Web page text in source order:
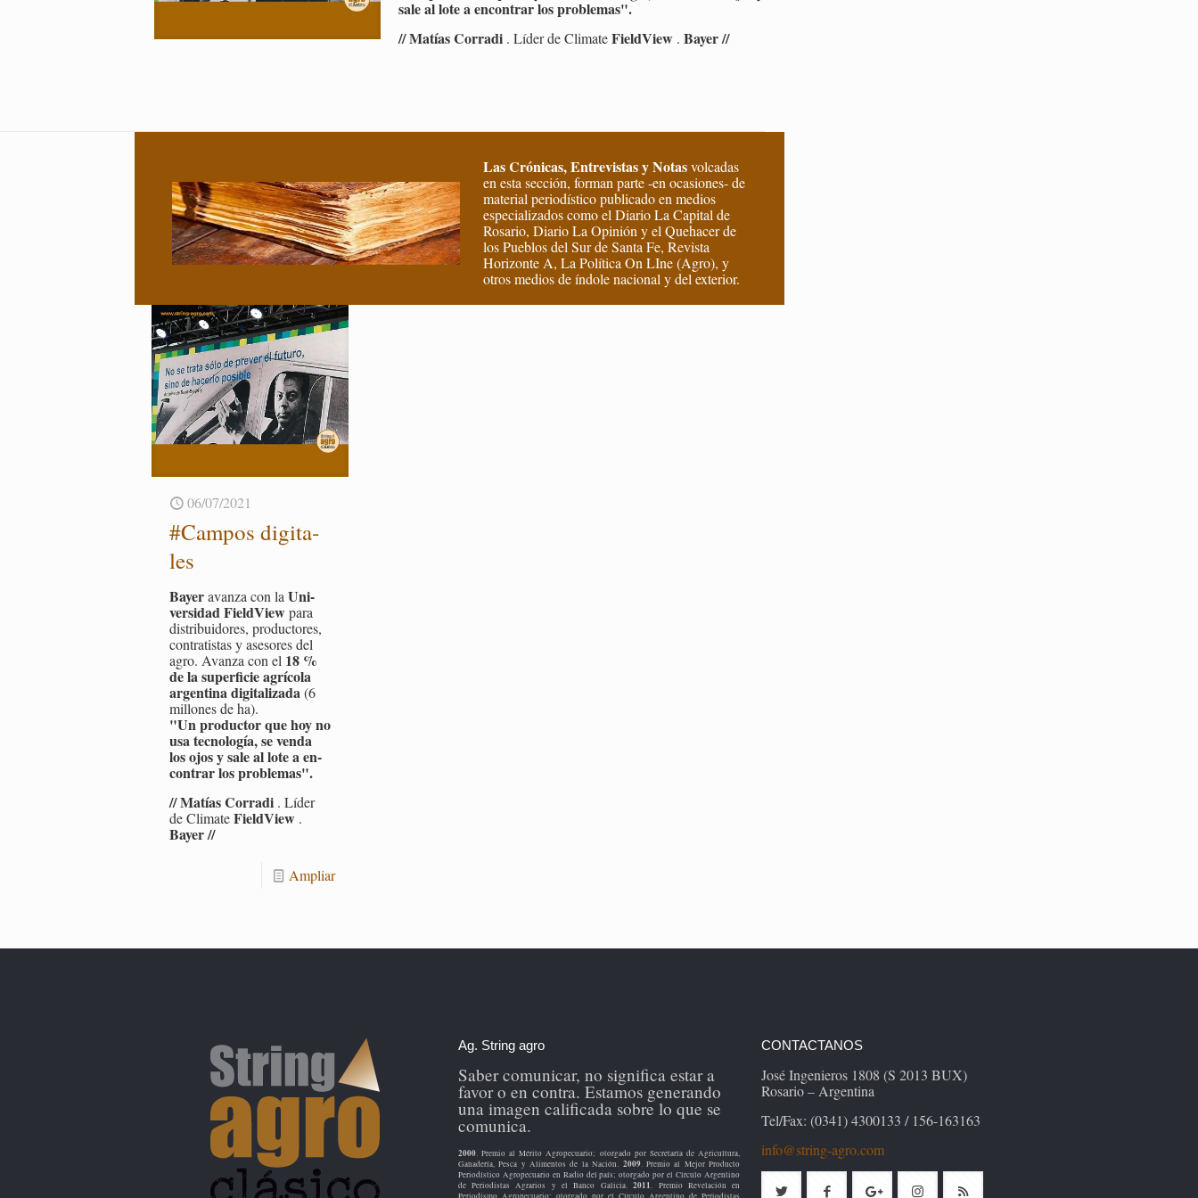
sale al lote a en­con­trar los pro­ble­mas".
// Ma­tías Co­rra­di. Líder de Cli­ma­teField­View. Bayer //
Las Crónicas, Entrevistas y Notasvolcadas
en esta sección, forman parte -en ocasiones- de
material periodístico publicado en medios
especializados como el Diario La Capital de
Rosario, Diario La Opinión y el Quehacer de
los Pueblos del Sur de Santa Fe, Revista
Horizonte A, La Política On LIne (Agro), y
otros medios de índole nacional y del exterior.
06/07/2021
#Cam­pos di­gi­ta­
les
Bayeravan­za con laUni­
ver­si­dad Field­Viewpara
dis­tri­bui­do­res, pro­duc­to­res,
con­tra­tis­tas y ase­so­res del
agro. Avan­za con el 18 %
de la su­per­fi­cie agrí­co­la
ar­gen­ti­na di­gi­ta­li­za­da(6
mi­llo­nes de ha).
"Un pro­duc­tor que hoy no
usa tec­no­lo­gía, se venda
los ojos y sale al lote a en­
con­trar los pro­ble­mas".
// Ma­tías Co­rra­di . Líder
de Cli­ma­teField­View .
Bayer //
Am­pliar
Ag. String agro
Saber comunicar, no significa estar a
favor o en contra. Estamos generando
una imagen calificada sobre lo que se
comunica.
2000. Premio al Mérito Agropecuario; otorgado por Secretaría de Agricultura,
Ganadería, Pesca y Alimentos de la Nación. 2009. Premio al Mejor Producto
Periodístico Agropecuario en Radio del país; otorgado por el Círculo Argentino
de Periodistas Agrarios y el Banco Galicia.2011. Premio Revelación en
CONTACTANOS
José Ingenieros 1808 (S 2013 BUX)
Rosario – Argentina
Tel/Fax: (0341) 4300133 / 156-163163
info@string-agro.com